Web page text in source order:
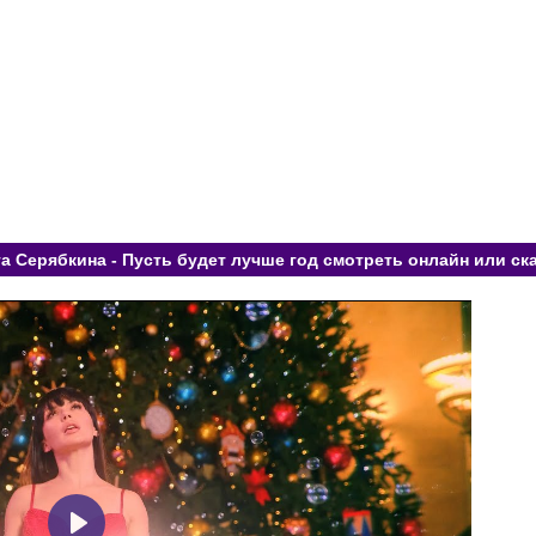
Серябкина - Пусть будет лучше год смотреть онлайн или